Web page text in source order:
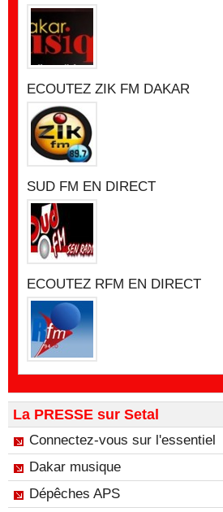
ECOUTEZ ZIK FM DAKAR
SUD FM EN DIRECT
ECOUTEZ RFM EN DIRECT
La PRESSE sur Setal
Connectez-vous sur l'essentiel
Dakar musique
Dépêches APS